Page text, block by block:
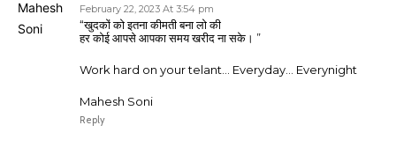
February 22, 2023 At 3:54 pm
“खुदकों को इतना कीमती बना लो की
हर कोई आपसे आपका समय खरीद ना सके। ”
Work hard on your telant… Everyday… Everynight
Mahesh Soni
Reply